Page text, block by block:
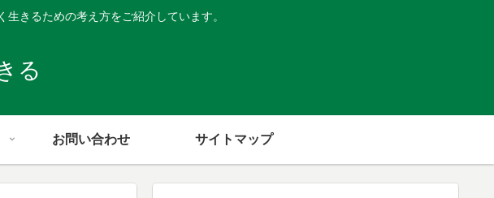
きるための考え方をご紹介しています。
る
お問い合わせ サイトマップ